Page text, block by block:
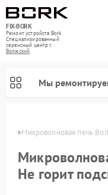
FIX-BORK
Ремонт устройств Bork
Специализированный
cервисный центр г.
Волжский
Мы
Микроволновая печь
Не горит